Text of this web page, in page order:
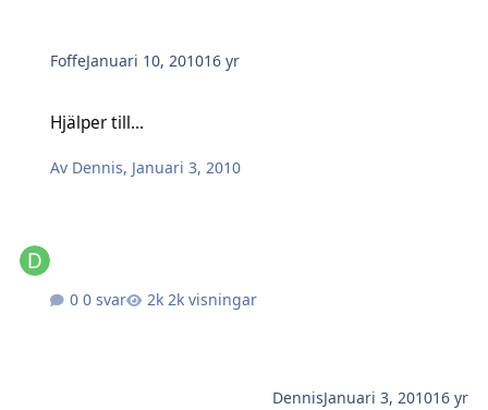
FoffeJanuari 10, 201016 yr
Hjälper till...
Av Dennis, Januari 3, 2010
0 svar 2k visningar
DennisJanuari 3, 201016 yr